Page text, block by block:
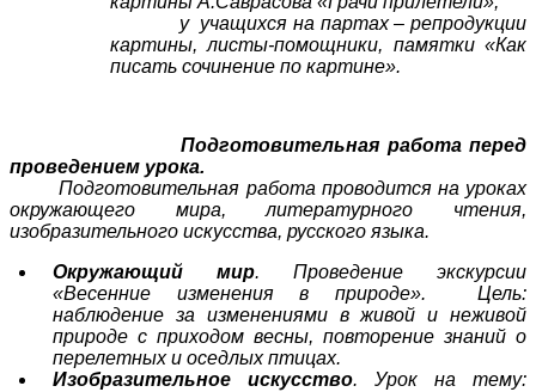
у учащихся на партах – репродукции
картины, листы-помощники, памятки «Как
писать сочинение по картине».
Подготовительная работа перед
проведением урока.
Подготовительная работа проводится на уроках
окружающего мира, литературного чтения,
изобразительного искусства, русского языка.
Окружающий мир. Проведение экскурсии
«Весенние изменения в природе». Цель:
наблюдение за изменениями в живой и неживой
природе с приходом весны, повторение знаний о
перелетных и оседлых птицах.
Изобразительное искусство. Урок на тему: